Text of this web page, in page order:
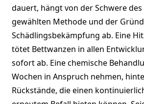
dauert, hängt von der Schwere des
gewählten Methode und der
Schädlingsbekämpfung ab. Eine
tötet Bettwanzen in allen
sofort ab. Eine chemische
Wochen in Anspruch nehmen,
Rückstände, die einen